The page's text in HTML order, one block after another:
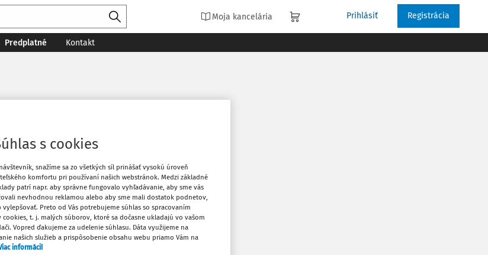
Moja kancelária Prihlásiť Registrácia
Predplatné Kontakt
Prihláste sa
Vytlačiť
Obľúbené
Stiahnuť
s cookies
snažíme sa zo všetkých síl prinášať vysokú úroveň
komfortu pri používaní našich webstránok. Medzi základné
patrí napr. aby správne fungovalo vyhľadávanie, aby sme vás
nevhodnou reklamou alebo aby sme mali dostatok podnetov,
vylepšovať. Preto od Vás potrebujeme súhlas so spracovaním
cookies, t. j. malých súborov, ktoré sa dočasne ukladajú vo vašom
Vopred ďakujeme za udelenie súhlasu. Dáta využijeme na
našich služieb a prispôsobenie obsahu webu priamo Vám na
informácií